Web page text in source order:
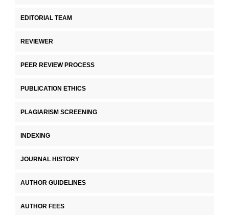
EDITORIAL TEAM
REVIEWER
PEER REVIEW PROCESS
PUBLICATION ETHICS
PLAGIARISM SCREENING
INDEXING
JOURNAL HISTORY
AUTHOR GUIDELINES
AUTHOR FEES